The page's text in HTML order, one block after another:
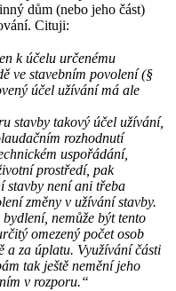
dům (nebo jeho část)
Cituji:
k účelu určenému
ve stavebním povolení (§
účel užívání má ale
stavby takový účel užívání,
rozhodnutí
uspořádání,
prostředí, pak
stavby není ani třeba
změny v užívání stavby.
nemůže být tento
omezený počet osob
a za úplatu. Využívání části
tak ještě nemění jeho
v rozporu.“